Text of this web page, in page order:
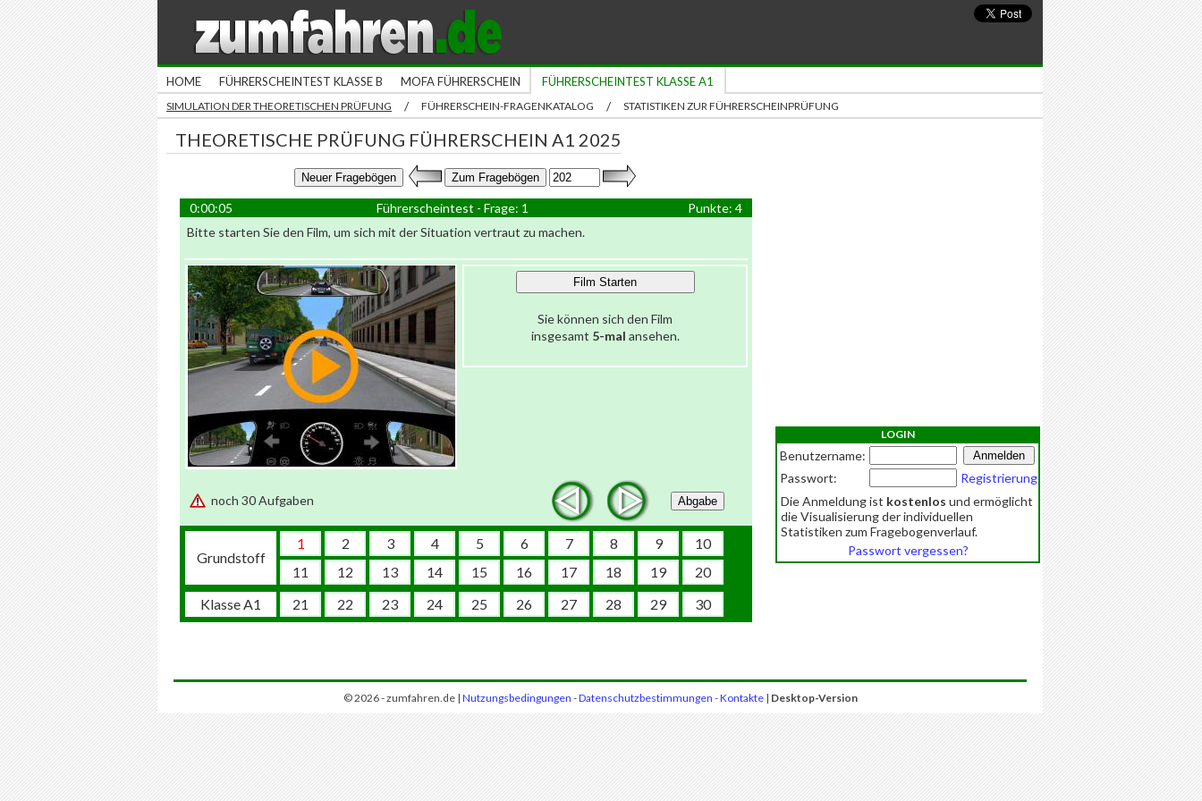
HOME FÜHRERSCHEINTEST KLASSE B MOFA FÜHRERSCHEIN FÜHRERSCHEINTEST KLASSE A1
SIMULATION DER THEORETISCHEN PRÜFUNG / FÜHRERSCHEIN-FRAGENKATALOG / STATISTIKEN ZUR FÜHRERSCHEINPRÜFUNG
THEORETISCHE PRÜFUNG FÜHRERSCHEIN A1 2025
0:00:05 Führerscheintest - Frage: 1
Punkte: 4
Bitte starten Sie den Film, um sich mit der Situation vertraut zu machen.
Film Starten
Sie können sich den Film
insgesamt 5-mal ansehen.
noch 30 Aufgaben Abgabe
Grundstoff
1 2 3 4 5 6 7 8 9
10
11
12 13 14 15 16 17 18 19
20
Klasse A1
21 22 23 24 25 26 27 28 29 30
LOGIN
Benutzername:
Passwort:
Registrierung
Die Anmeldung ist kostenlos und ermöglicht
die Visualisierung der individuellen
Statistiken zum Fragebogenverlauf.
Passwort vergessen?
© 2026 - zumfahren.de | Nutzungsbedingungen -Datenschutzbestimmungen -Kontakte| Desktop-Version